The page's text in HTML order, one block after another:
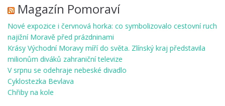
Magazín Pomoraví
Nové expozice i červnová horka: co symbolizovalo cestovní ruch
najižní Moravě před prázdninami
Krásy Východní Moravy míří do světa. Zlínský kraj představila
milionům diváků zahraniční televize
V srpnu se odehraje nebeské divadlo
Cyklostezka Bevlava
Chřiby na kole